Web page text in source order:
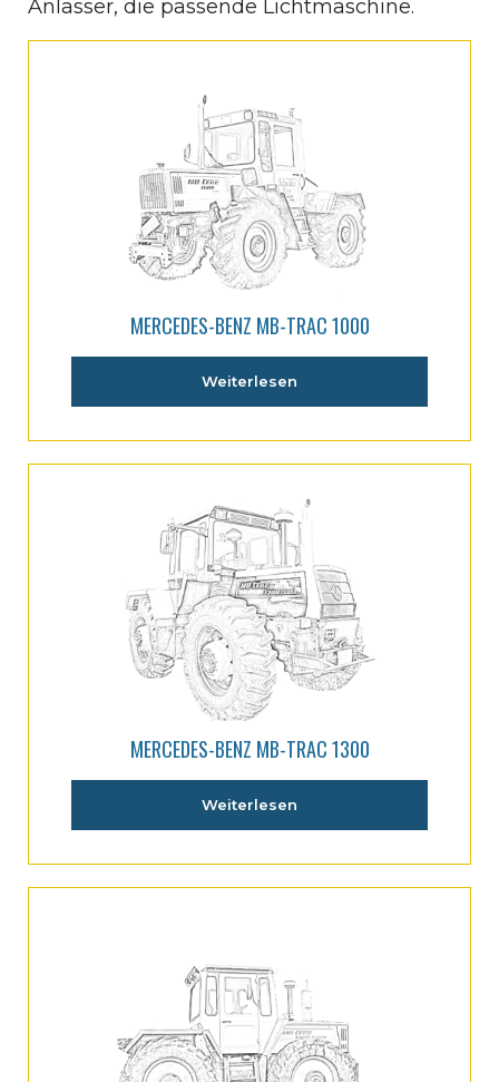
Anlasser, die passende Lichtmaschine.
MERCEDES-BENZ MB-TRAC 1000
Weiterlesen
MERCEDES-BENZ MB-TRAC 1300
Weiterlesen